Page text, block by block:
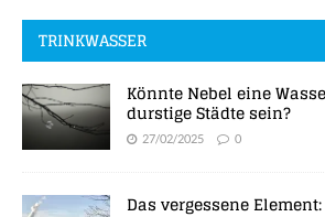
TRINKWASSER
Könnte Nebel eine
durstige Städte sein?
27/02/2025 0
Das vergessene